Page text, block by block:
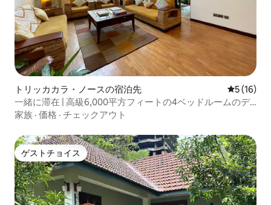
トリッカカラ・ノースの宿泊先 レビュー
5 (16)
一緒に滞在 | 高級6,000平方フィートの4ベッドルームのデ
ュプレックス
家族 · 価格 · チェックアウト
ゲストチョイス
ゲストチョイス